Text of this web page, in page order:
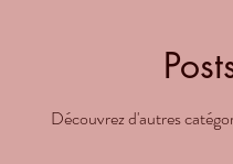
Découvrez d'autres